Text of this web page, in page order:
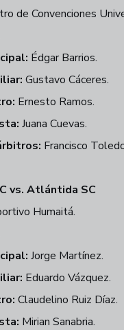
de Convenciones
Édgar Barrios.
Gustavo Cáceres.
Ernesto Ramos.
Juana Cuevas.
Francisco
vs. Atlántida SC
Humaitá.
Jorge Martínez.
Eduardo Vázquez.
Claudelino Ruiz Díaz.
Mirian Sanabria.